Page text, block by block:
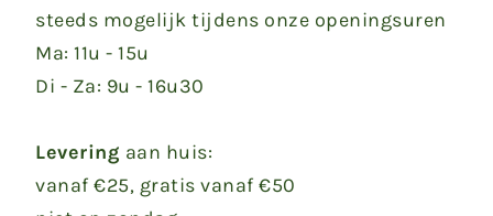
steeds mogelijk tijdens onze openingsuren
Ma: 11u - 15u
Di - Za: 9u - 16u30
Levering aan huis:
vanaf €25, gratis vanaf €50